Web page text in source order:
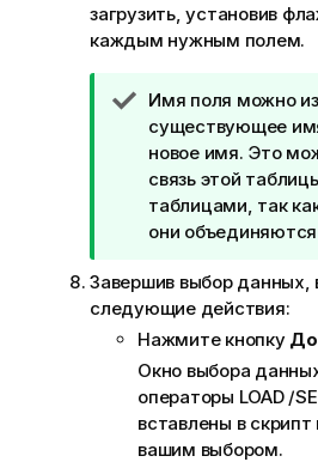
загрузить, установив
каждым нужным полем.
П
р
и
м
е
ч
н
и
е
к
п
о
д
Имя поля можно
существующее
новое имя. Это
связь этой
таблицами, так
они
Завершив выбор данных,
следующие действия:
Нажмите кнопку
Окно выбора
операторы LOAD/
вставлены в скрипт
вашим выбором.